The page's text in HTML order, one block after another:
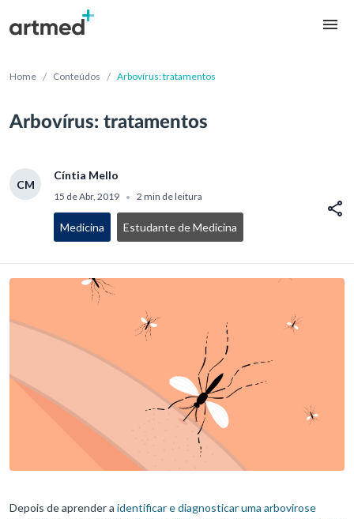
Home / Conteúdos / Arbovírus: tratamentos
Arbovírus: tratamentos
CM
Cíntia Mello
15 de Abr, 2019 • 2 min de leitura
Medicina Estudante de Medicina
Depois de aprender a identificar e diagnosticar uma arbovirose